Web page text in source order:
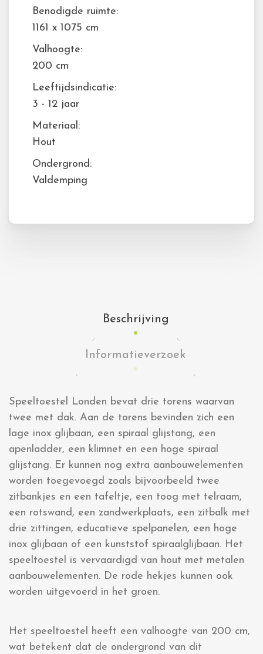
Benodigde ruimte:
1161 x 1075 cm
Valhoogte:
200 cm
Leeftijdsindicatie:
3 - 12 jaar
Materiaal:
Hout
Ondergrond:
Valdemping
Beschrijving
Informatieverzoek
Speeltoestel Londen bevat drie torens waarvan
twee met dak. Aan de torens bevinden zich een
lage inox glijbaan, een spiraal glijstang, een
apenladder, een klimnet en een hoge spiraal
glijstang. Er kunnen nog extra aanbouwelementen
worden toegevoegd zoals bijvoorbeeld twee
zitbankjes en een tafeltje, een toog met telraam,
een rotswand, een zandwerkplaats, een zitbalk met
drie zittingen, educatieve spelpanelen, een hoge
inox glijbaan of een kunststof spiraalglijbaan. Het
speeltoestel is vervaardigd van hout met metalen
aanbouwelementen. De rode hekjes kunnen ook
worden uitgevoerd in het groen.
Het speeltoestel heeft een valhoogte van 200 cm,
wat betekent dat de ondergrond van dit